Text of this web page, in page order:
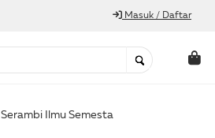
Masuk / Daftar
Serambi Ilmu Semesta